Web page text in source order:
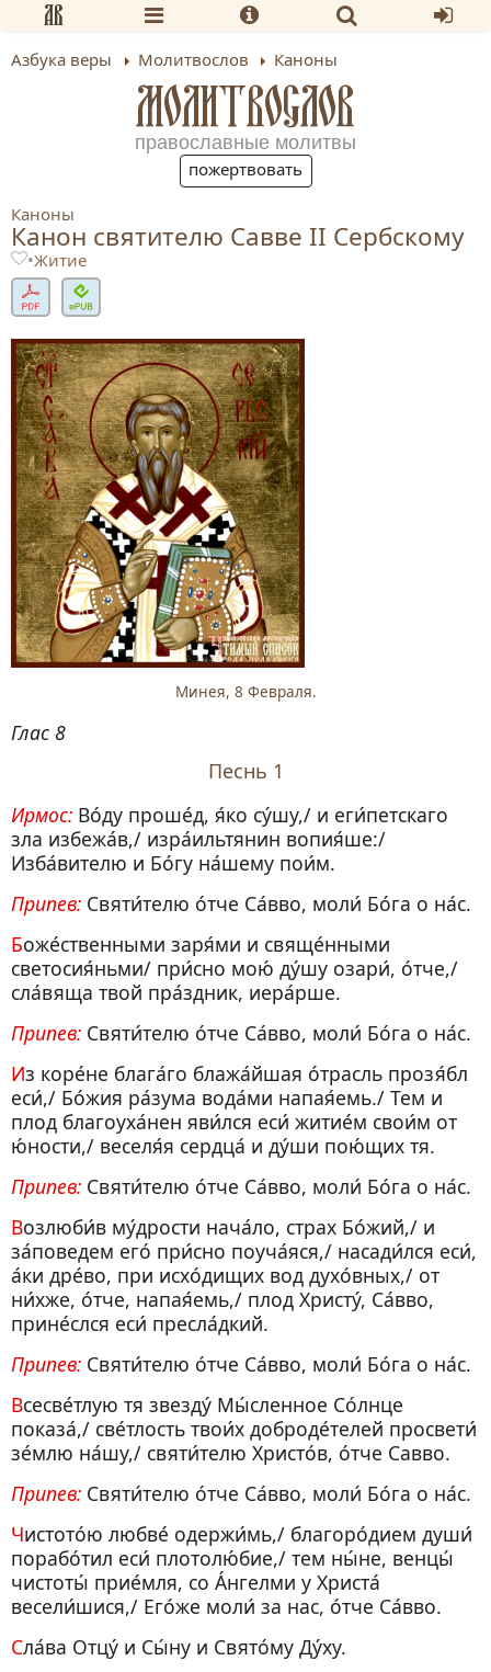
Азбука веры Молитвослов Каноны
МОЛИТВОСЛОВ
православные молитвы
пожертвовать
Каноны
Канон святителю Савве II Сербскому
•Житие
Минея, 8 Февраля.
Глас 8
Песнь 1
Ирмос: Во́ду проше́д, я́ко су́шу,/ и еги́петскаго
зла избежа́в,/ изра́ильтянин вопия́ше:/
Изба́вителю и Бо́гу на́шему пои́м.
Припев: Святи́телю о́тче Са́вво, моли́ Бо́га о на́с.
Боже́ственными заря́ми и свяще́нными
светосия́ньми/ при́сно мою́ ду́шу озари́, о́тче,/
сла́вяща твой пра́здник, иера́рше.
Припев: Святи́телю о́тче Са́вво, моли́ Бо́га о на́с.
Из коре́не блага́го блажа́йшая о́трасль прозя́бл
еси́,/ Бо́жия ра́зума вода́ми напая́емь./ Тем и
плод благоуха́нен яви́лся еси́ житие́м свои́м от
ю́ности,/ веселя́я сердца́ и ду́ши пою́щих тя.
Припев: Святи́телю о́тче Са́вво, моли́ Бо́га о на́с.
Возлюби́в му́дрости нача́ло, страх Бо́жий,/ и
за́поведем его́ при́сно поуча́яся,/ насади́лся еси́,
а́ки дре́во, при исхо́дищих вод духо́вных,/ от
ни́хже, о́тче, напая́емь,/ плод Христу́, Са́вво,
прине́слся еси́ пресла́дкий.
Припев: Святи́телю о́тче Са́вво, моли́ Бо́га о на́с.
Всесве́тлую тя звезду́ Мы́сленное Со́лнце
показа́,/ све́тлость твои́х доброде́телей просвети́
зе́млю на́шу,/ святи́телю Христо́в, о́тче Савво.
Припев: Святи́телю о́тче Са́вво, моли́ Бо́га о на́с.
Чистото́ю любве́ одержи́мь,/ благоро́дием души́
порабо́тил еси́ плотолю́бие,/ тем ны́не, венцы́
чистоты́ прие́мля, со А́нгелми у Христа́
весели́шися,/ Его́же моли́ за нас, о́тче Са́вво.
Сла́ва Отцу́ и Сы́ну и Свято́му Ду́ху.